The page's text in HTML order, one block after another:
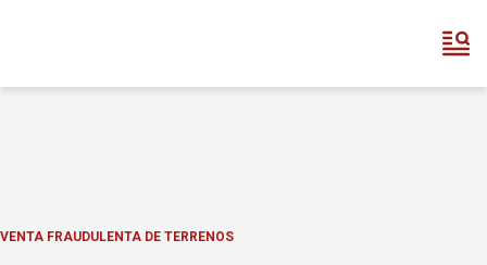
VENTA FRAUDULENTA DE TERRENOS